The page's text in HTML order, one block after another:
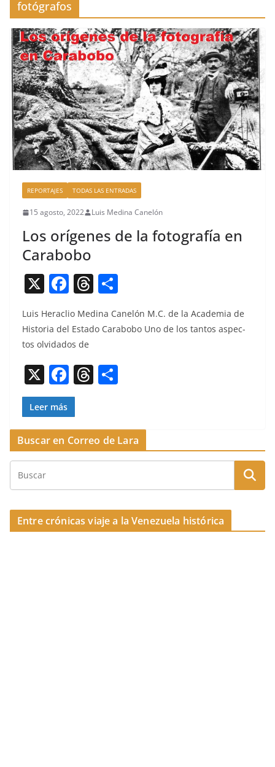
fotógrafos
REPORTAJES TODAS LAS ENTRADAS
15 agosto, 2022 Luis Medina Canelón
Los orígenes de la fotografía en
Carabobo
X F
c
e
b
o
o
k
T
h
re
d
s
m
Luis Her­a­clio Med­i­na Canelón M.C. de la Acad­e­mia de
His­to­ria del Esta­do Carabobo Uno de los tan­tos aspec­
tos olvi­da­dos de
X F
a
c
e
b
o
k
T
a
d
p
ar
Leer más
Buscar en Correo de Lara
Entre crónicas viaje a la Venezuela histórica